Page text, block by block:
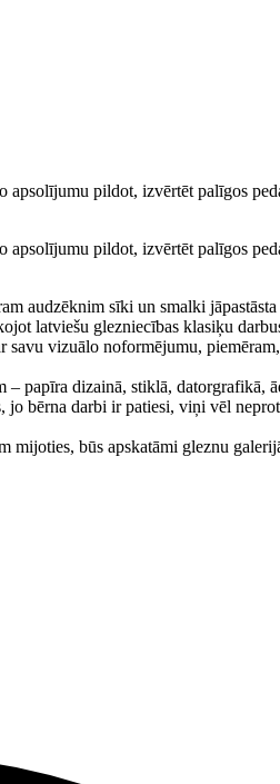
pildot, izvērtēt palīgos
pildot, izvērtēt palīgos
audzēknim sīki un smalki
latviešu glezniecības klasiķu
vizuālo noformējumu,
papīra dizainā, stiklā, datorgrafikā,
jo bērna darbi ir patiesi, viņi vēl
mijoties, būs apskatāmi gleznu